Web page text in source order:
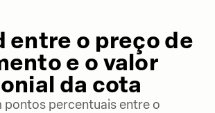
entre o preço de
e o valor
da cota
pontos percentuais entre o